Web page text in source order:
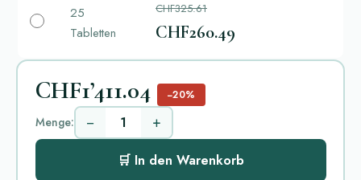
25
Tabletten
CHF325.61
CHF260.49
CHF1’411.04 −20%
Menge: − +
🛒 In den Warenkorb